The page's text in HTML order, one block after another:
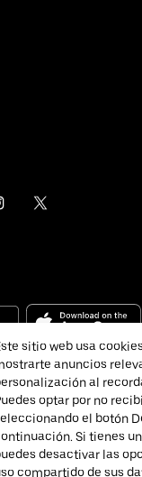
Inc.
sitio web usa
anuncios
al
optar por no
el botón
Si tienes
desactivar las
compartido de sus